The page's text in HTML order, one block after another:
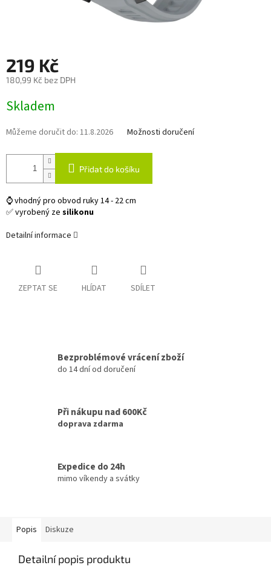
219 Kč
180,99 Kč bez DPH
cena:
Skladem
Můžeme doručit do: 11.8.2026 Možnosti doručení
Přidat do košíku
⌚ vhodný pro obvod ruky 14 - 22 cm
✅ vyrobený ze silikonu
Detailní informace
ZEPTAT SE HLÍDAT SDÍLET
Bezproblémové vrácení zboží
do 14 dní od doručení
Při nákupu nad 600Kč
doprava zdarma
Expedice do 24h
mimo víkendy a svátky
Popis Diskuze
Detailní popis produktu